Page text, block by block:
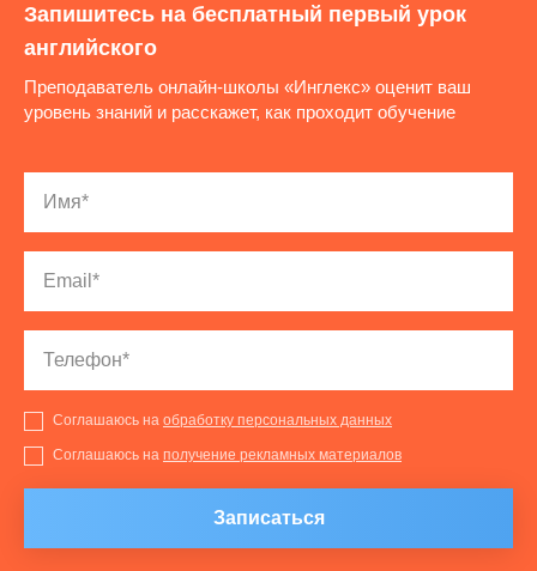
Запишитесь на бесплатный первый урок
английского
Преподаватель онлайн-школы «Инглекс» оценит ваш
уровень знаний и расскажет, как проходит обучение
Соглашаюсь на обработку персональных данных
Соглашаюсь на получение рекламных материалов
Записаться